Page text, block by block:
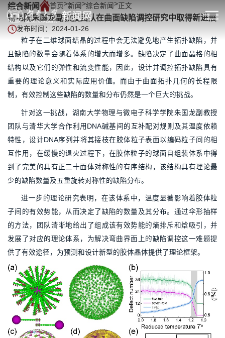
综合新闻 首页>新闻 >综合新闻 >正文
物电院朱国龙副教授团队在曲面缺陷调控研究中取得新进展
发布时间：2024-01-26
粒子在二维球面结晶的过程中会无法避免地产生拓扑缺陷，并
且缺陷的数量会随着体系的增大而增多。缺陷决定了曲面晶格的相
结构以及它们的弹性和流变性能，因此，设计并调控拓扑缺陷具有
重要的理论意义和实际应用价值。而由于曲面拓扑几何的长程限
制，有效控制这些缺陷的数量和分布仍然是一个巨大的挑战。
针对这一挑战，湖南大学物理与微电子科学学院朱国龙副教授
团队与清华大学合作利用DNA碱基间的互补配对规则及其温度依赖
特性，设计DNA序列并将其接枝在胶体粒子表面以编码粒子间的相
互作用，在缓慢的退火过程下，在胶体粒子的球面自组装体系中得
到了完美的具有正二十面体对称性的有序结构，该结构具有理论最
少的缺陷数量及五重旋转对称性的缺陷分布。
进一步的理论研究表明，在该体系中，温度显著影响着胶体粒
子间的有效势能，从而决定了缺陷的数量及其分布。通过伞形抽样
的方法，团队清晰地给出了组成该有效势能的熵排斥和焓吸引，并
发展了对应的理论体系，为解决弯曲界面上的缺陷调控这一难题提
供了有效途径，为预测和设计新型的胶体晶体提供了理论框架。